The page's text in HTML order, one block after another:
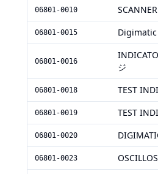
06801-0010 SCANNER
06801-0015
06801-0016
ジ
06801-0018 TEST
06801-0019 TEST
06801-0020
06801-0023